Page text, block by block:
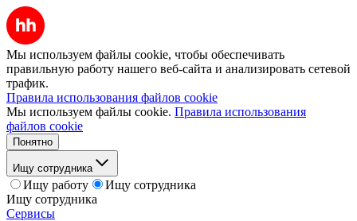
Мы используем файлы cookie, чтобы обеспечивать
правильную работу нашего веб-сайта и анализировать сетевой
трафик.
Правила использования файлов cookie
Мы используем файлы cookie. Правила использования
файлов cookie
Понятно
Ищу сотрудника
Ищу работу
Ищу сотрудника
Ищу сотрудника
Сервисы